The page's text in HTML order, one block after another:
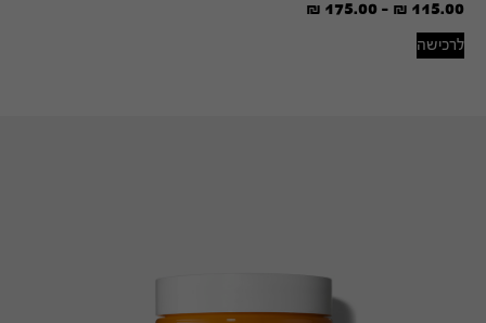
₪ 115.00
-
₪ 175.00
לרכישה